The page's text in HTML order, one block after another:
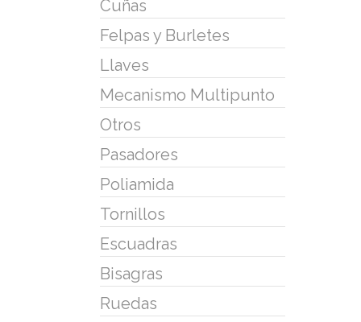
Cuñas
Felpas y Burletes
Llaves
Mecanismo Multipunto
Otros
Pasadores
Poliamida
Tornillos
Escuadras
Bisagras
Ruedas